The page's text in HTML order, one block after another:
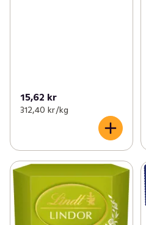
15,62 kr
312,40 kr /kg